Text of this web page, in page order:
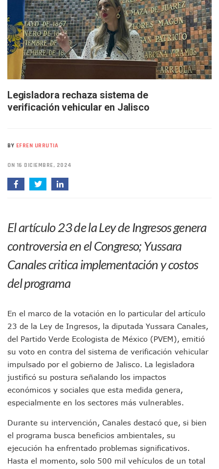
SIOP Moderniza La Casa De La Cultura En Mascota Con
Van Por La Reorganización De Los Archivos Municipales
Estados Unidos Endurece Su Combate Al CJNG Con
Buscan A Wilber Armando Colmenares Márquez,
Melissa Madero Exige Aclarar Sustento Legal De Las
Washington Enfrenta Una Emergencia Ambiental Por
Avanza Plan Para Construir Estadio De Tritones Vallarta;
Nuevas Concesiones De Taxis En Puerto Vallarta, ¿para
Bruno Blancas Lleva El Mensaje De La Cuarta
Liberan 180 Crías De Iguana Verde En El Estero El Salado
Arquitecto Luis Munguía Reconoce La Labor Del Personal
En Vallarta, Todos Los Camiones Deben De Tener Aire
Lluvias Y Oleaje Elevado Marcarán El Fin De Semana En
Jóvenes En Movimiento Jalisco Renueva Su Dirigencia
En PV Encabezan Preferencias Morena Y Juan Carlos
Pancho López; En La Mira Del Comité Nacional Del PAN
Citan A Siete Integrantes De La Semar Por Investigación
IMSS Invierte 12.6 MDP En Remodelar Urgencias Del
En Abril 2027 Terminarán El Centro Regional De Autismo
Este Viernes, Lemus Inaugurará El Sistema De
Nidos De Lluvia Busca Beneficiar A 100 Familias De
Morena Cierra Filas Por La Defensa Del Agua De Calidad
Hallazgo De Yareli Colmenares Tovar Eleva A 4 Cuerpos
Ra Aguilar Acompaña A Cientos De Familias En Las
Oleaje Y Riesgo Por Cocodrilos Mantienen Restricciones
“Kato” Supera El Abandono Y Comienza Una Nueva Vida
México Necesitaba 600 Mil Empleos; Solo Generó 262 Mil
Poderoso Terremoto Destruye Edificios Y Puentes En
Legisladora rechaza sistema de
verificación vehicular en Jalisco
BY EFREN URRUTIA
ON 16 DICIEMBRE, 2024
El artículo 23 de la Ley de Ingresos genera
controversia en el Congreso; Yussara
Canales critica implementación y costos
del programa
En el marco de la votación en lo particular del artículo
23 de la Ley de Ingresos, la diputada Yussara Canales,
del Partido Verde Ecologista de México (PVEM), emitió
su voto en contra del sistema de verificación vehicular
impulsado por el gobierno de Jalisco. La legisladora
justificó su postura señalando los impactos
económicos y sociales que esta medida genera,
especialmente en los sectores más vulnerables.
Durante su intervención, Canales destacó que, si bien
el programa busca beneficios ambientales, su
ejecución ha enfrentado problemas significativos.
Hasta el momento, solo 500 mil vehículos de un total